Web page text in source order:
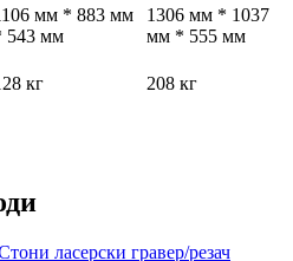
мм * 883 мм
543 мм
1306 мм * 1037
мм * 555 мм
кг 208 кг